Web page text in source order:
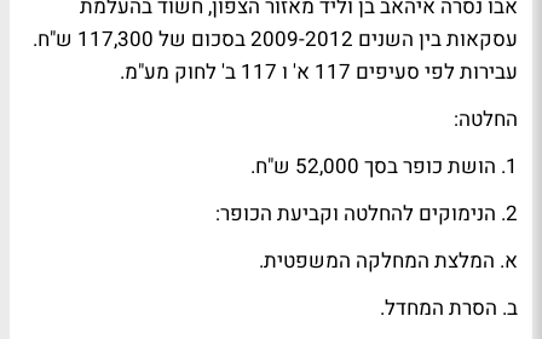
אבו נסרה איהאב בן וליד מאזור הצפון, חשוד בהעלמת
עסקאות בין השנים 2009-2012 בסכום של 117,300 ש"ח.
עבירות לפי סעיפים 117 א' ו 117 ב' לחוק מע"מ.
החלטה:
1. הושת כופר בסך 52,000 ש"ח.
2. הנימוקים להחלטה וקביעת הכופר:
א. המלצת המחלקה המשפטית.
ב. הסרת המחדל.